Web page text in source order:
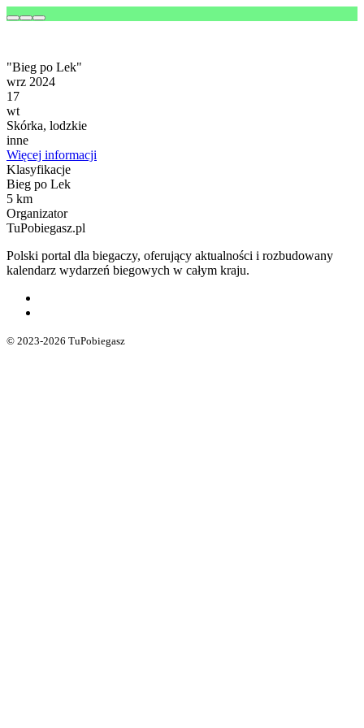
"Bieg po Lek"
wrz 2024
17
wt
Skórka, lodzkie
inne
Więcej informacji
Klasyfikacje
Bieg po Lek
5 km
Organizator
TuPobiegasz.pl
Polski portal dla biegaczy, oferujący aktualności i rozbudowany
kalendarz wydarzeń biegowych w całym kraju.
© 2023-2026 TuPobiegasz